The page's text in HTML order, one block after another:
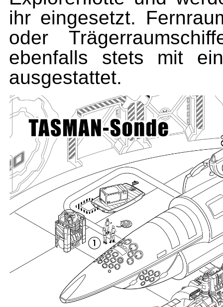
ihr eingesetzt.
oder
ebenfalls stets mit
ausgestattet.